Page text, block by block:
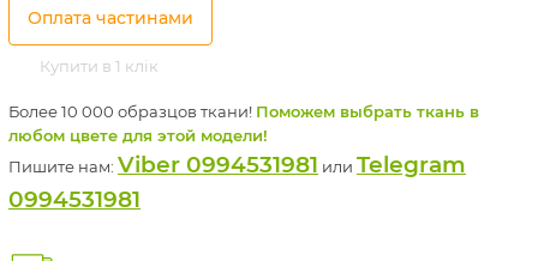
Оплата частинами
Купити в 1 клік
Более 10 000 образцов ткани! Поможем выбрать ткань в
любом цвете для этой модели!
Пишите нам: Viber 0994531981 или Telegram
0994531981